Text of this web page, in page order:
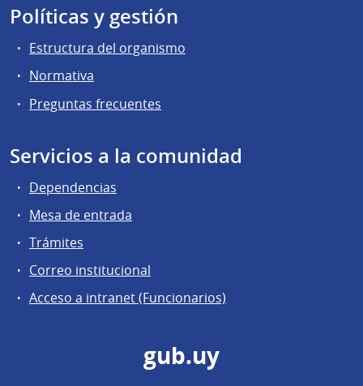
Políticas y gestión
Estructura del organismo
Normativa
Preguntas frecuentes
Servicios a la comunidad
Dependencias
Mesa de entrada
Trámites
Correo institucional
Acceso a intranet (Funcionarios)
gub.uy